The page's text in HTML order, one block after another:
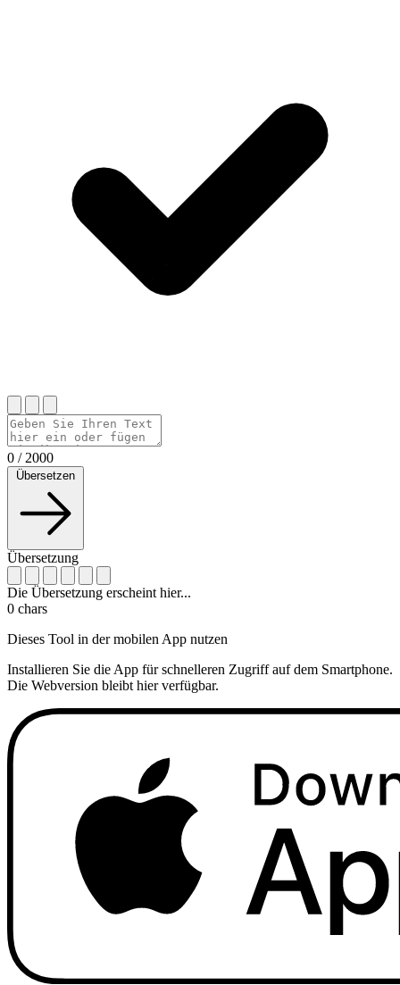
0 / 2000
Übersetzen
Übersetzung
Die Übersetzung erscheint hier...
0 chars
Dieses Tool in der mobilen App nutzen
Installieren Sie die App für schnelleren Zugriff auf dem Smartphone.
Die Webversion bleibt hier verfügbar.